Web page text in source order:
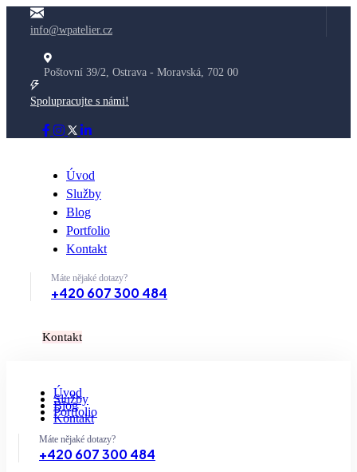
info@wpatelier.cz
Poštovní 39/2, Ostrava - Moravská, 702 00
Spolupracujte s námi!
Úvod
Služby
Blog
Portfolio
Kontakt
Máte nějaké dotazy?
+420 607 300 484
Kontakt
Úvod
Služby
Blog
Portfolio
Kontakt
Máte nějaké dotazy?
+420 607 300 484